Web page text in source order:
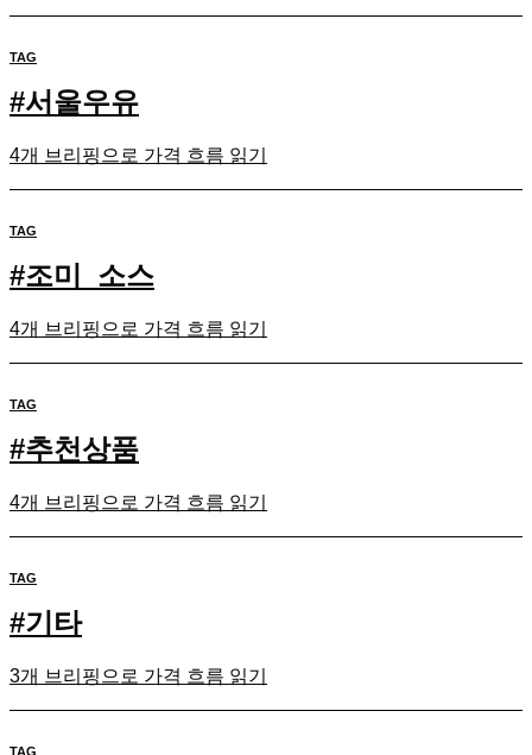
TAG
#서울우유
4개 브리핑으로 가격 흐름 읽기
TAG
#조미_소스
4개 브리핑으로 가격 흐름 읽기
TAG
#추천상품
4개 브리핑으로 가격 흐름 읽기
TAG
#기타
3개 브리핑으로 가격 흐름 읽기
TAG